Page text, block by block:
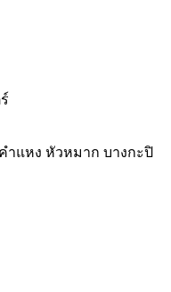
แหง หัวหมาก บางกะปิ